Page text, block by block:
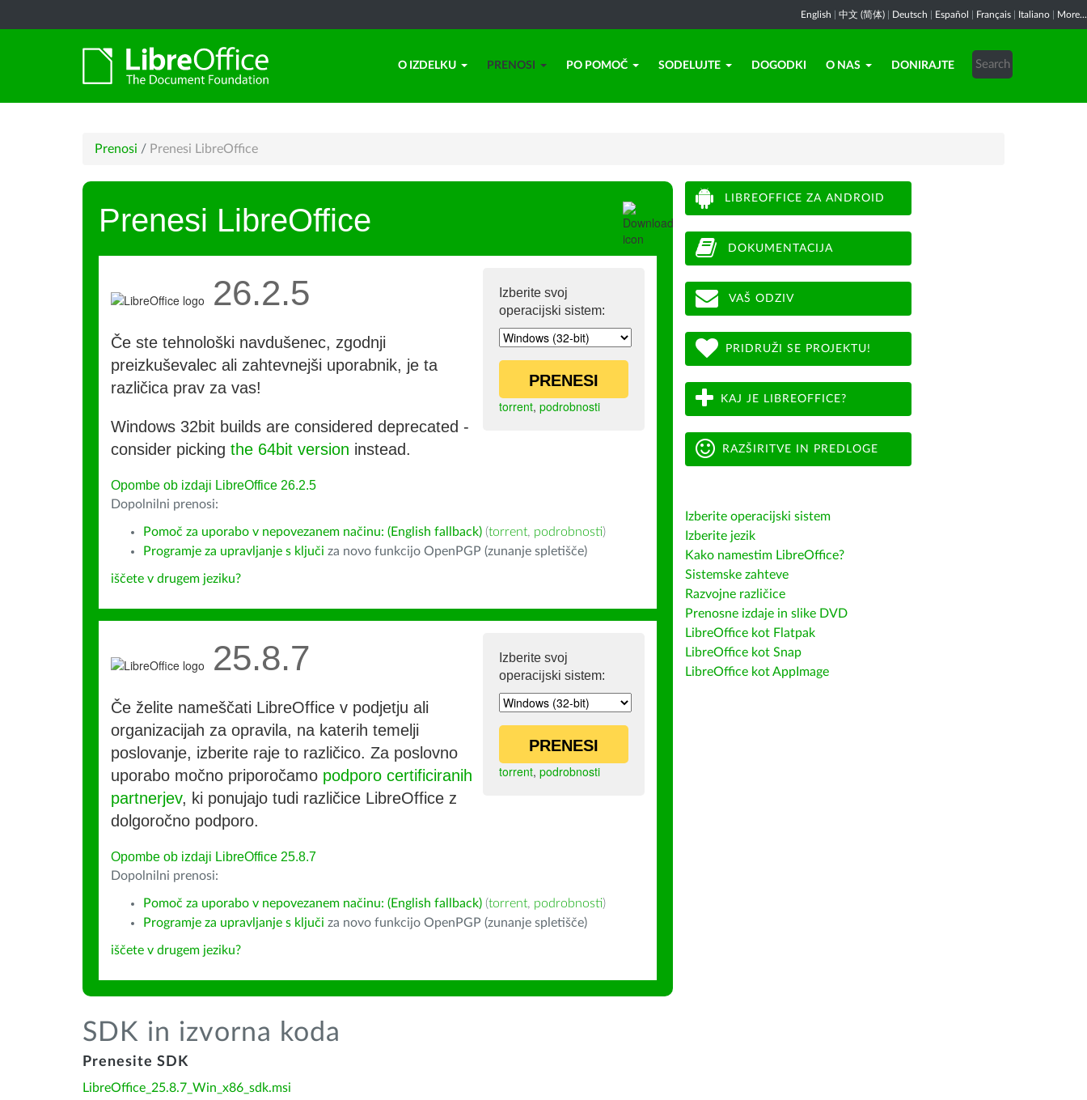
English 中文 (简体) Deutsch Español Français Italiano More...
O IZDELKU PRENOSI PO POMOČ SODELUJTE DOGODKI O NAS DONIRAJTE
Prenosi / Prenesi LibreOffice
Prenesi LibreOffice
Izberite svoj
operacijski sistem:
PRENESI
torrent, podrobnosti
26.2.5
Če ste tehnološki navdušenec, zgodnji
preizkuševalec ali zahtevnejši uporabnik, je ta
različica prav za vas!
Windows 32bit builds are considered deprecated -
consider picking the 64bit version instead.
Opombe ob izdaji LibreOffice 26.2.5
Dopolnilni prenosi:
Pomoč za uporabo v nepovezanem načinu: (English fallback) (torrent, podrobnosti)
Programje za upravljanje s ključi za novo funkcijo OpenPGP (zunanje spletišče)
iščete v drugem jeziku?
Izberite svoj
operacijski sistem:
PRENESI
torrent, podrobnosti
25.8.7
Če želite nameščati LibreOffice v podjetju ali
organizacijah za opravila, na katerih temelji
poslovanje, izberite raje to različico. Za poslovno
uporabo močno priporočamo podporo certificiranih
partnerjev, ki ponujajo tudi različice LibreOffice z
dolgoročno podporo.
Opombe ob izdaji LibreOffice 25.8.7
Dopolnilni prenosi:
Pomoč za uporabo v nepovezanem načinu: (English fallback) (torrent, podrobnosti)
Programje za upravljanje s ključi za novo funkcijo OpenPGP (zunanje spletišče)
iščete v drugem jeziku?
SDK in izvorna koda
Prenesite SDK
LibreOffice_25.8.7_Win_x86_sdk.msi
LIBREOFFICE ZA ANDROID
DOKUMENTACIJA
VAŠ ODZIV
PRIDRUŽI SE PROJEKTU!
KAJ JE LIBREOFFICE?
RAZŠIRITVE IN PREDLOGE
Izberite operacijski sistem
Izberite jezik
Kako namestim LibreOffice?
Sistemske zahteve
Razvojne različice
Prenosne izdaje in slike DVD
LibreOffice kot Flatpak
LibreOffice kot Snap
LibreOffice kot AppImage